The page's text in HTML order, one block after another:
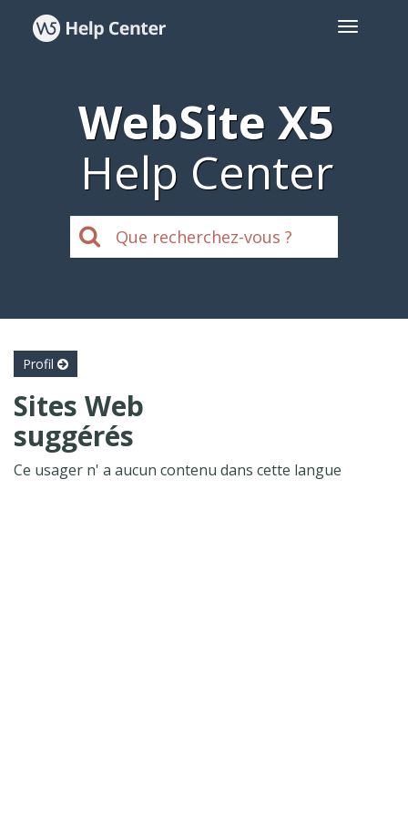
WebSite X5
Help Center
Profil
Sites Web
suggérés
Ce usager n' a aucun contenu dans cette langue